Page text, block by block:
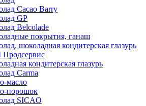
Cacao Barry
GP
Belcolade
покрытия, ганаш
шоколадная кондитерская глазурь
кондитерская глазурь
Carma
масло
порошок
SICAO